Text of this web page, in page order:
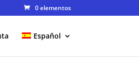
0 elementos
Español